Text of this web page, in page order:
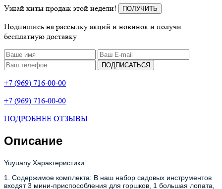
Узнай хиты продаж этой недели!
ПОЛУЧИТЬ
Подпишись на рассылку акций и новинок и получи
бесплатную доставку
ПОДПИСАТЬСЯ
+7 (969) 716-00-00
+7 (969) 716-00-00
ПОДРОБНЕЕ ОТЗЫВЫ
Описание
Yuyuany Характеристики:
1. Содержимое комплекта: В наш набор садовых инструментов
входят 3 мини-приспособления для горшков, 1 большая лопата,